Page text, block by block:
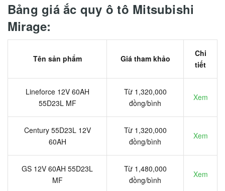
Bảng giá ắc quy ô tô Mitsubishi
Mirage:
Tên sản phẩm Giá tham khảo
Chi
tiết
Lineforce 12V 60AH
55D23L MF
Từ 1,320,000
đồng/bình
Xem
Century 55D23L 12V
60AH
Từ 1,320,000
đồng/bình
Xem
GS 12V 60AH 55D23L
MF
Từ 1,480,000
đồng/bình
Xem